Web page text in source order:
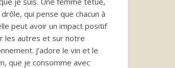
qui pense que chacun à
peut avoir un impact positif
les autres et sur notre
J'adore le vin et le
que je consomme avec